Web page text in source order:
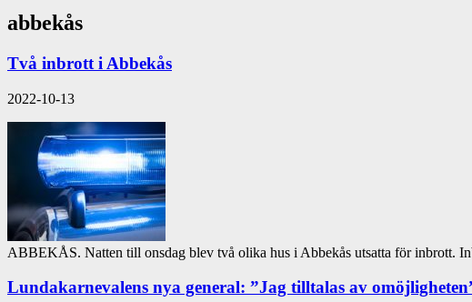
abbekås
Två inbrott i Abbekås
2022-10-13
ABBEKÅS. Natten till onsdag blev två olika hus i Abbekås utsatta för inbrott.
Lundakarnevalens nya general: ”Jag tilltalas av